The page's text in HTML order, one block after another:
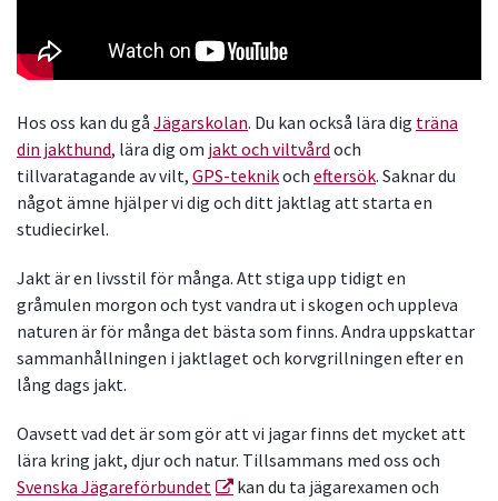
GPS-teknik
Hos oss kan du gå Jägarskolan. Du kan också lära dig träna
din jakthund, lära dig om jakt och viltvård och
tillvaratagande av vilt, GPS-teknikoch eftersök. Saknar du
något ämne hjälper vi dig och ditt jaktlag att starta en
studiecirkel.
Jakt är en livsstil för många. Att stiga upp tidigt en
gråmulen morgon och tyst vandra ut i skogen och uppleva
naturen är för många det bästa som finns. Andra uppskattar
sammanhållningen i jaktlaget och korvgrillningen efter en
lång dags jakt.
Oavsett vad det är som gör att vi jagar finns det mycket att
lära kring jakt, djur och natur. Tillsammans med oss och
Svenska Jägareförbundet
kan du ta jägarexamen och